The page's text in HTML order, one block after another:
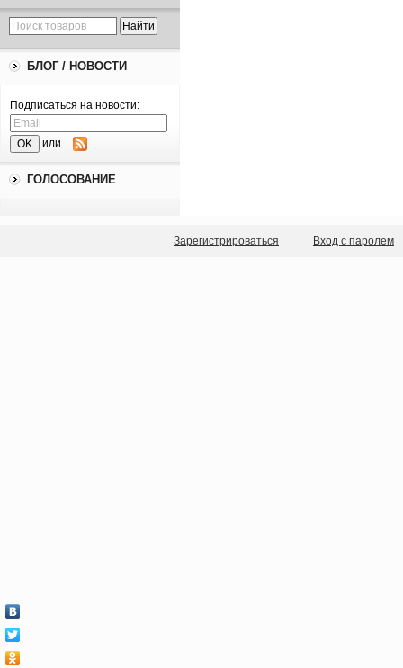
БЛОГ / НОВОСТИ
Подписаться на новости:
или
ГОЛОСОВАНИЕ
Зарегистрироваться Вход с паролем